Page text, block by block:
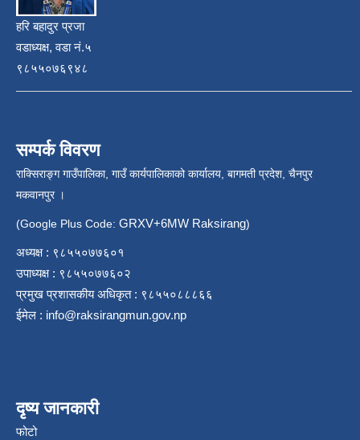
हरि बहादुर प्रजा
वडाध्यक्ष, वडा नं.५
९८५५०७६९४८
सम्पर्क विवरण
राक्सिराङ्ग गाउँपालिका, गाउँ कार्यपालिकाको कार्यालय, बागमती प्रदेश, चैनपुर
मकवानपुर ।
(Google Plus Code: GRXV+6MW Raksirang)
अध्यक्ष : ९८५५०७७६०१
उपाध्यक्ष : ९८५५०७७६०२
प्रमुख प्रशासकीय अधिकृत : ९८५५०८८८६६
ईमेल : info@raksirangmun.gov.np
दृष्य जानकारी
फोटो